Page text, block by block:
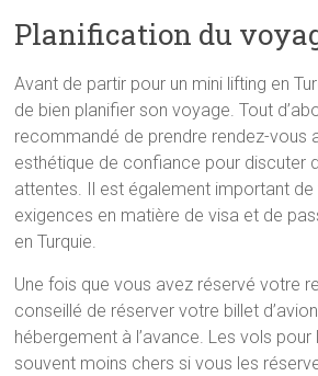
Planification du
Avant de partir pour un mini lifting en
de bien planifier son voyage. Tout
recommandé de prendre rendez-vous
esthétique de confiance pour discuter
attentes. Il est également important de
exigences en matière de visa et de
en Turquie.
Une fois que vous avez réservé votre
conseillé de réserver votre billet
hébergement à l’avance. Les vols pour
souvent moins chers si vous les